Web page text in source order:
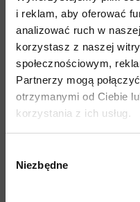
i reklam, aby oferować
analizować ruch w
korzystasz z naszej
społecznościowym,
Partnerzy mogą
otrzymanymi od Ciebie
korzystania z ich usług.
zgody
Niezbędne
Brak stanu magazynowego.
Nowość w kolekcji
Bardzo lekka i przy tym
podwójnym splocie oraz
Innominata Light jest